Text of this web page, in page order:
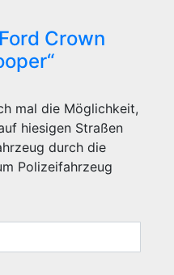
Crown
mal die Möglichkeit,
hiesigen Straßen
durch die
Polizeifahrzeug